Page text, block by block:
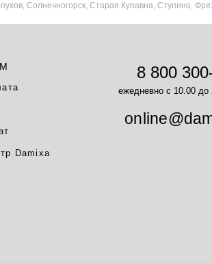
Солнечногорск, Старая Купавна, Ступино,
Damixa
8 800
ежедневно с 10.00